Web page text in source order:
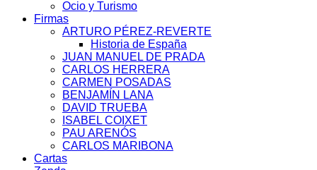
Ocio y Turismo
Firmas
ARTURO PÉREZ-REVERTE
Historia de España
JUAN MANUEL DE PRADA
CARLOS HERRERA
CARMEN POSADAS
BENJAMÍN LANA
DAVID TRUEBA
ISABEL COIXET
PAU ARENÓS
CARLOS MARIBONA
Cartas